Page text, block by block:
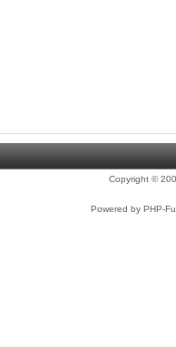
Copyright ©
Powered by PHP-